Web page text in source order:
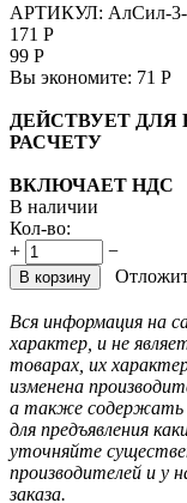
АРТИКУЛ: АлСил-
171 Р
99 Р
Вы экономите: 71 Р
ДЕЙСТВУЕТ ДЛЯ
РАСЧЕТУ
ВКЛЮЧАЕТ НДС
В наличии
Кол-во:
+
−
В корзину
Вся информация на
характер, и не
товарах, их
изменена
а также содержать
для предъявления
уточняйте
производителей и у
заказа.